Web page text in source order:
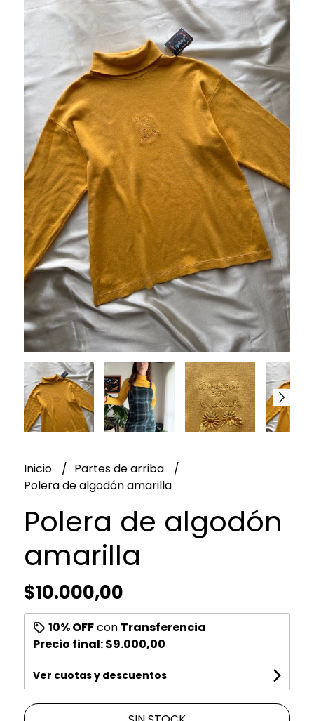
Inicio
Partes de arriba
Polera de algodón amarilla
Polera de algodón
amarilla
$10.000,00
10% OFFcon Transferencia
Precio final:$9.000,00
Ver cuotas y descuentos